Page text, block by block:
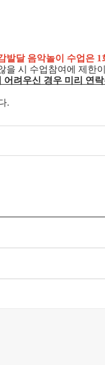
발달 음악놀이 수업은
을 시 수업참여에 제한
어려우신 경우 미리 연
.